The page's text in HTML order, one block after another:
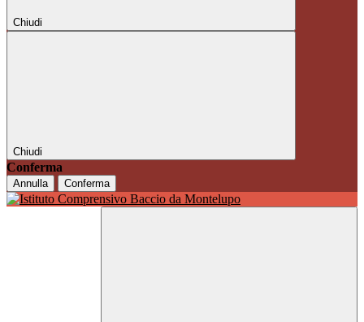
Chiudi
Chiudi
Conferma
Annulla Conferma